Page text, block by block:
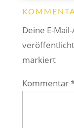
Deine E-
markiert
Kommentar